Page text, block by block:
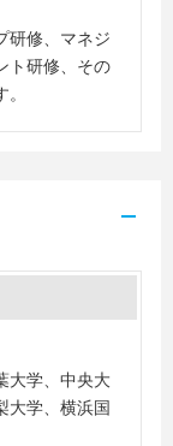
研修、マネジ
ト研修、その
大学、中央大
大学、横浜国